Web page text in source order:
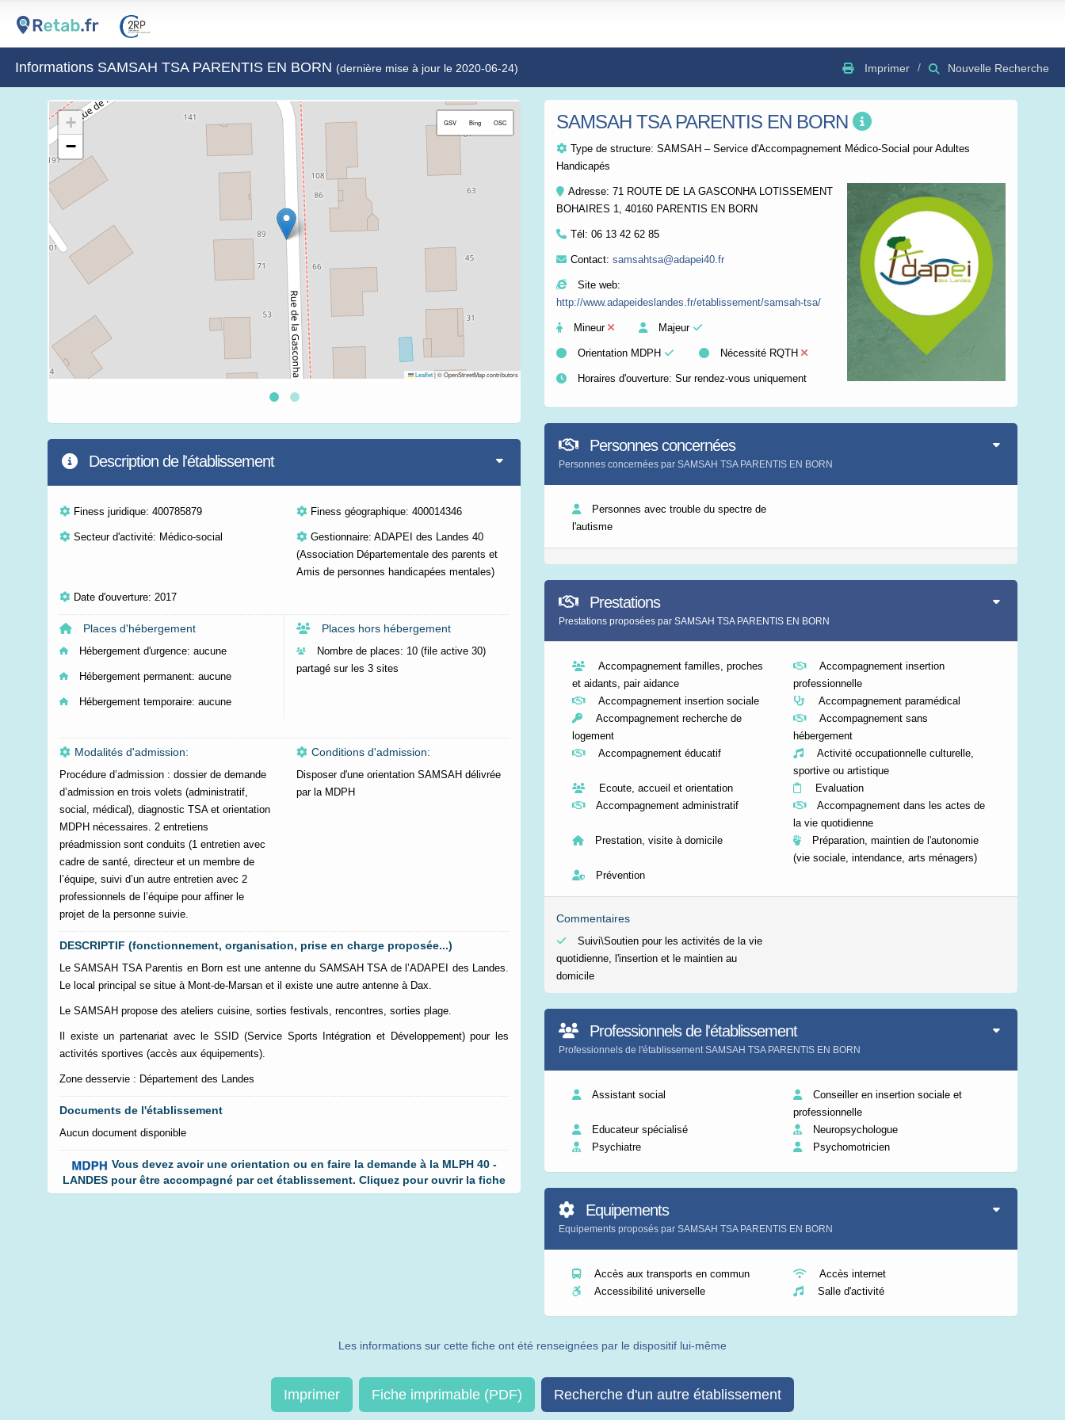
Informations SAMSAH TSA PARENTIS EN BORN (dernière mise à jour le 2020-06-24) Imprimer Nouvelle Recherche
+
−
GSV Bing OSC
Leaflet|© OpenStreetMap contributors
Description de l'établissement
Finess juridique: 400785879 Finess géographique: 400014346
Secteur d'activité: Médico-social
Gestionnaire: ADAPEI des Landes 40
(Association Départementale des parents et
Amis de personnes handicapées mentales)
Date d'ouverture: 2017
Places d'hébergement
Hébergement d'urgence: aucune
Hébergement permanent: aucune
Hébergement temporaire: aucune
Places hors hébergement
Nombre de places: 10 (file active 30)
partagé sur les 3 sites
Modalités d'admission:
Procédure d’admission : dossier de demande
d’admission en trois volets (administratif,
social, médical), diagnostic TSA et orientation
MDPH nécessaires. 2 entretiens
préadmission sont conduits (1 entretien avec
cadre de santé, directeur et un membre de
l’équipe, suivi d’un autre entretien avec 2
professionnels de l’équipe pour affiner le
projet de la personne suivie.
Conditions d'admission:
Disposer d'une orientation SAMSAH délivrée
par la MDPH
DESCRIPTIF (fonctionnement, organisation, prise en charge proposée...)
Le SAMSAH TSA Parentis en Born est une antenne du SAMSAH TSA de l’ADAPEI des Landes.
Le local principal se situe à Mont-de-Marsan et il existe une autre antenne à Dax.
Le SAMSAH propose des ateliers cuisine, sorties festivals, rencontres, sorties plage.
Il existe un partenariat avec le SSID (Service Sports Intégration et Développement) pour les
activités sportives (accès aux équipements).
Zone desservie : Département des Landes
Documents de l'établissement
Aucun document disponible
Vous devez avoir une orientation ou en faire la demande à la MLPH 40 -
LANDES pour être accompagné par cet établissement. Cliquez pour ouvrir la fiche
SAMSAH TSA PARENTIS EN BORN
Type de structure: SAMSAH – Service d'Accompagnement Médico-Social pour Adultes
Handicapés
Adresse: 71 ROUTE DE LA GASCONHA LOTISSEMENT
BOHAIRES 1, 40160 PARENTIS EN BORN
Tél: 06 13 42 62 85
Contact: samsahtsa@adapei40.fr
Site web:
http://www.adapeideslandes.fr/etablissement/samsah-tsa/
Mineur Majeur
Orientation MDPH Nécessité RQTH
Horaires d'ouverture: Sur rendez-vous uniquement
Personnes concernées
Personnes concernées par SAMSAH TSA PARENTIS EN BORN
Personnes avec trouble du spectre de
l'autisme
Prestations
Prestations proposées par SAMSAH TSA PARENTIS EN BORN
Accompagnement familles, proches
et aidants, pair aidance
Accompagnement insertion
professionnelle
Accompagnement insertion sociale
Accompagnement paramédical
Accompagnement recherche de
logement
Accompagnement sans
hébergement
Accompagnement éducatif
Activité occupationnelle culturelle,
sportive ou artistique
Ecoute, accueil et orientation
Evaluation
Accompagnement administratif
Accompagnement dans les actes de
la vie quotidienne
Prestation, visite à domicile
Préparation, maintien de l'autonomie
(vie sociale, intendance, arts ménagers)
Prévention
Commentaires
Suivi\Soutien pour les activités de la vie
quotidienne, l'insertion et le maintien au
domicile
Professionnels de l'établissement
Professionnels de l'établissement SAMSAH TSA PARENTIS EN BORN
Assistant social
Conseiller en insertion sociale et
professionnelle
Educateur spécialisé
Neuropsychologue
Psychiatre
Psychomotricien
Equipements
Equipements proposés par SAMSAH TSA PARENTIS EN BORN
Accès aux transports en commun
Accès internet
Accessibilité universelle
Salle d'activité
Les informations sur cette fiche ont été renseignées par le dispositif lui-même
Imprimer Fiche imprimable (PDF) Recherche d'un autre établissement